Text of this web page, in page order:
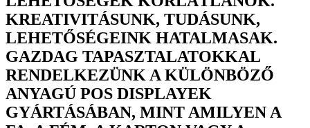
KREATIVITÁSUNK, TUDÁSUNK,
LEHETŐSÉGEINK HATALMASAK.
GAZDAG TAPASZTALATOKKAL
RENDELKEZÜNK A KÜLÖNBÖZŐ
ANYAGÚ POS DISPLAYEK
GYÁRTÁSÁBAN, MINT AMILYEN A